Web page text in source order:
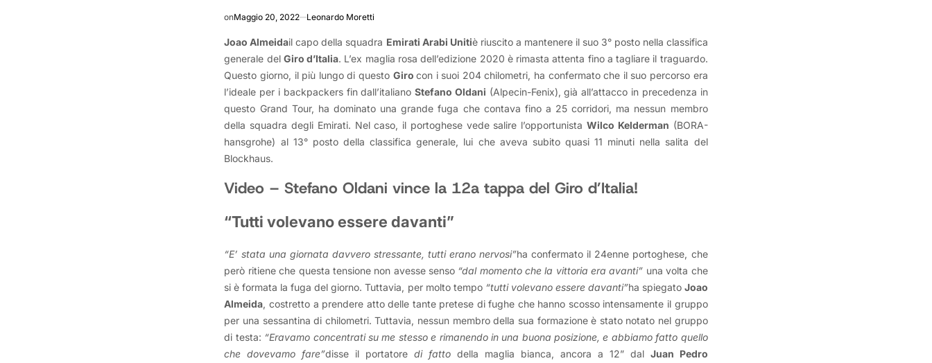
onMaggio 20, 2022 Leonardo Moretti
Joao Almeidail capo della squadra Emirati Arabi Unitiè riuscito a mantenere il suo 3° posto nella classifica
generale del Giro d’Italia. L’ex maglia rosa dell’edizione 2020 è rimasta attenta fino a tagliare il traguardo.
Questo giorno, il più lungo di questo Girocon i suoi 204 chilometri, ha confermato che il suo percorso era
l’ideale per i backpackers fin dall’italianoStefano Oldani (Alpecin-Fenix), già all’attacco in precedenza in
questo Grand Tour, ha dominato una grande fuga che contava fino a 25 corridori, ma nessun membro
della squadra degli Emirati. Nel caso, il portoghese vede salire l’opportunista Wilco Kelderman (BORA-
hansgrohe) al 13° posto della classifica generale, lui che aveva subito quasi 11 minuti nella salita del
Blockhaus.
Video – Stefano Oldani vince la 12a tappa del Giro d’Italia!
“Tutti volevano essere davanti”
“E’ stata una giornata davvero stressante, tutti erano nervosi”ha confermato il 24enne portoghese, che
però ritiene che questa tensione non avesse senso “dal momento che la vittoria era avanti” una volta che
si è formata la fuga del giorno. Tuttavia, per molto tempo “tutti volevano essere davanti”ha spiegato Joao
Almeida, costretto a prendere atto delle tante pretese di fughe che hanno scosso intensamente il gruppo
per una sessantina di chilometri. Tuttavia, nessun membro della sua formazione è stato notato nel gruppo
di testa: “Eravamo concentrati su me stesso e rimanendo in una buona posizione, e abbiamo fatto quello
che dovevamo fare”disse il portatoredi fatto della maglia bianca, ancora a 12” dal Juan Pedro